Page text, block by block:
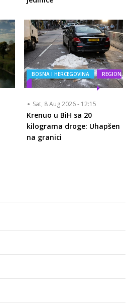
BOSNA I HERCEGOVINA REGION
Sat, 8 Aug 2026 - 12:15
Krenuo u BiH sa 20
kilograma droge: Uhapšen
na granici